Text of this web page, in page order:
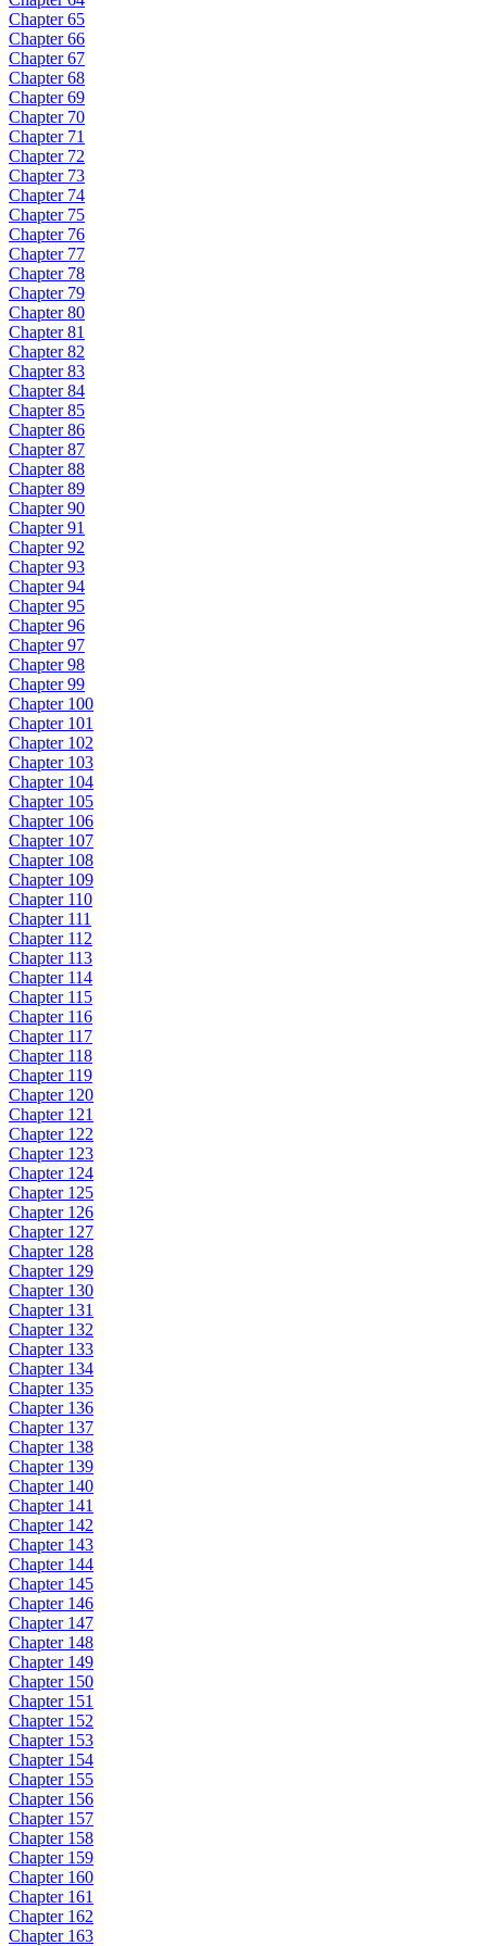
Chapter 65
Chapter 66
Chapter 67
Chapter 68
Chapter 69
Chapter 70
Chapter 71
Chapter 72
Chapter 73
Chapter 74
Chapter 75
Chapter 76
Chapter 77
Chapter 78
Chapter 79
Chapter 80
Chapter 81
Chapter 82
Chapter 83
Chapter 84
Chapter 85
Chapter 86
Chapter 87
Chapter 88
Chapter 89
Chapter 90
Chapter 91
Chapter 92
Chapter 93
Chapter 94
Chapter 95
Chapter 96
Chapter 97
Chapter 98
Chapter 99
Chapter 100
Chapter 101
Chapter 102
Chapter 103
Chapter 104
Chapter 105
Chapter 106
Chapter 107
Chapter 108
Chapter 109
Chapter 110
Chapter 111
Chapter 112
Chapter 113
Chapter 114
Chapter 115
Chapter 116
Chapter 117
Chapter 118
Chapter 119
Chapter 120
Chapter 121
Chapter 122
Chapter 123
Chapter 124
Chapter 125
Chapter 126
Chapter 127
Chapter 128
Chapter 129
Chapter 130
Chapter 131
Chapter 132
Chapter 133
Chapter 134
Chapter 135
Chapter 136
Chapter 137
Chapter 138
Chapter 139
Chapter 140
Chapter 141
Chapter 142
Chapter 143
Chapter 144
Chapter 145
Chapter 146
Chapter 147
Chapter 148
Chapter 149
Chapter 150
Chapter 151
Chapter 152
Chapter 153
Chapter 154
Chapter 155
Chapter 156
Chapter 157
Chapter 158
Chapter 159
Chapter 160
Chapter 161
Chapter 162
Chapter 163